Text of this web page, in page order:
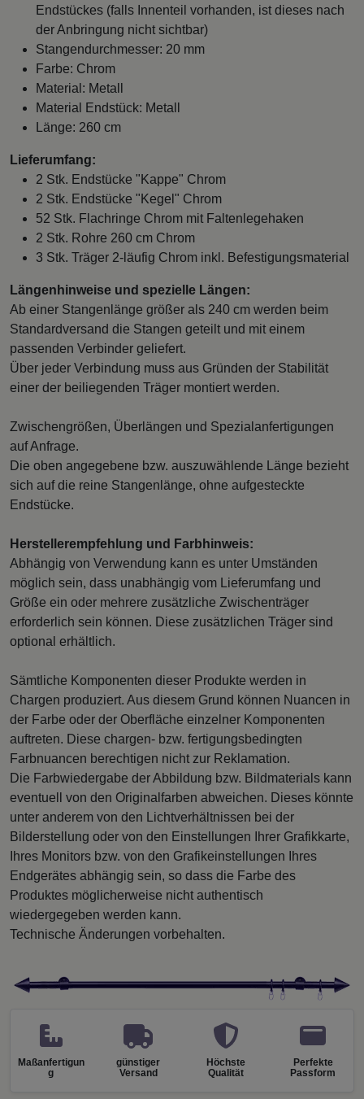
Endstückes (falls Innenteil vorhanden, ist dieses nach
der Anbringung nicht sichtbar)
Stangendurchmesser: 20 mm
Farbe: Chrom
Material: Metall
Material Endstück: Metall
Länge: 260 cm
Lieferumfang:
2 Stk. Endstücke "Kappe" Chrom
2 Stk. Endstücke "Kegel" Chrom
52 Stk. Flachringe Chrom mit Faltenlegehaken
2 Stk. Rohre 260 cm Chrom
3 Stk. Träger 2-läufig Chrom inkl. Befestigungsmaterial
Längenhinweise und spezielle Längen:
Ab einer Stangenlänge größer als 240 cm werden beim
Standardversand die Stangen geteilt und mit einem
passenden Verbinder geliefert.
Über jeder Verbindung muss aus Gründen der Stabilität
einer der beiliegenden Träger montiert werden.
Zwischengrößen, Überlängen und Spezialanfertigungen
auf Anfrage.
Die oben angegebene bzw. auszuwählende Länge bezieht
sich auf die reine Stangenlänge, ohne aufgesteckte
Endstücke.
Herstellerempfehlung und Farbhinweis:
Abhängig von Verwendung kann es unter Umständen
möglich sein, dass unabhängig vom Lieferumfang und
Größe ein oder mehrere zusätzliche Zwischenträger
erforderlich sein können. Diese zusätzlichen Träger sind
optional erhältlich.
Sämtliche Komponenten dieser Produkte werden in
Chargen produziert. Aus diesem Grund können Nuancen in
der Farbe oder der Oberfläche einzelner Komponenten
auftreten. Diese chargen- bzw. fertigungsbedingten
Farbnuancen berechtigen nicht zur Reklamation.
Die Farbwiedergabe der Abbildung bzw. Bildmaterials kann
eventuell von den Originalfarben abweichen. Dieses könnte
unter anderem von den Lichtverhältnissen bei der
Bilderstellung oder von den Einstellungen Ihrer Grafikkarte,
Ihres Monitors bzw. von den Grafikeinstellungen Ihres
Endgerätes abhängig sein, so dass die Farbe des
Produktes möglicherweise nicht authentisch
wiedergegeben werden kann.
Technische Änderungen vorbehalten.
Maßanfertigun
g
günstiger
Versand
Höchste
Qualität
Perfekte
Passform